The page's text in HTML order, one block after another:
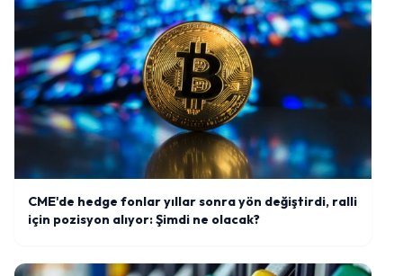
CME'de hedge fonlar yıllar sonra yön değiştirdi, ralli
için pozisyon alıyor: Şimdi ne olacak?